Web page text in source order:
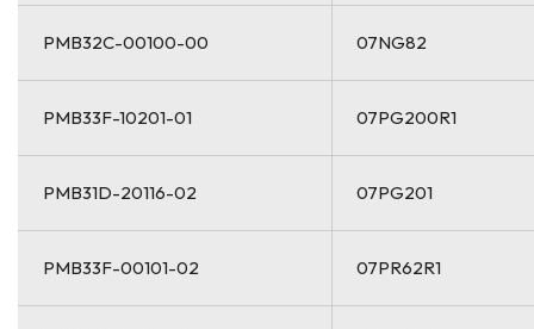
PMB32C-00100-00 07NG82
PMB33F-10201-01 07PG200R1
PMB31D-20116-02 07PG201
PMB33F-00101-02 07PR62R1